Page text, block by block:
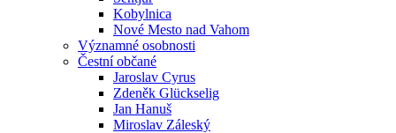
Kobylnica
Nové Mesto nad Vahom
Významné osobnosti
Čestní občané
Jaroslav Cyrus
Zdeněk Glückselig
Jan Hanuš
Miroslav Záleský